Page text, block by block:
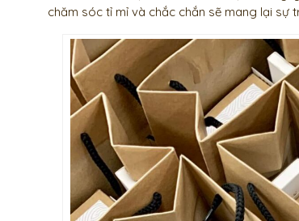
chăm sóc tỉ mỉ và chắc chắn sẽ mang lại sự